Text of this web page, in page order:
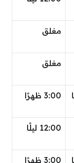
مغلق
مغلق
3:00 ظهرًا
12:00 ليلًا
3:00 ظهرًا